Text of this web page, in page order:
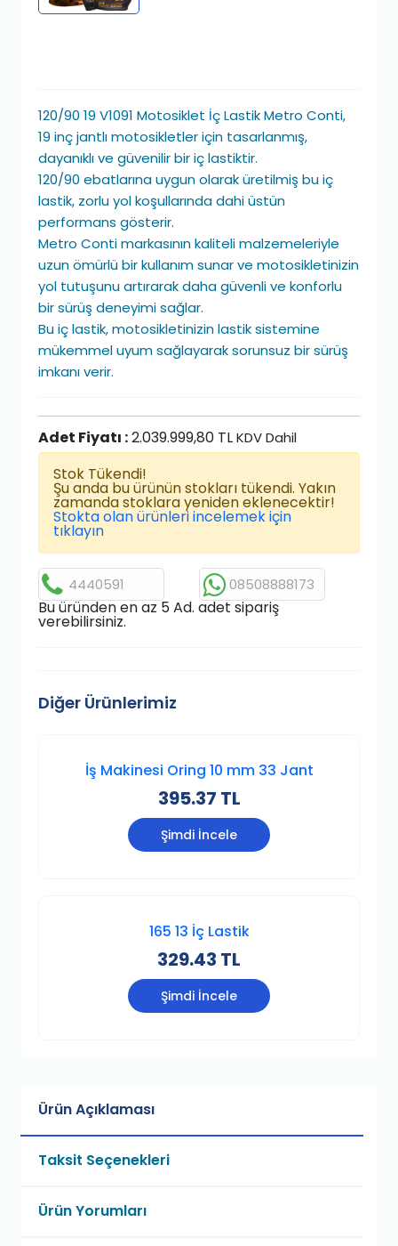
120/90 19 V1091 Motosiklet İç Lastik Metro Conti,
19 inç jantlı motosikletler için tasarlanmış,
dayanıklı ve güvenilir bir iç lastiktir.
120/90 ebatlarına uygun olarak üretilmiş bu iç
lastik, zorlu yol koşullarında dahi üstün
performans gösterir.
Metro Conti markasının kaliteli malzemeleriyle
uzun ömürlü bir kullanım sunar ve motosikletinizin
yol tutuşunu artırarak daha güvenli ve konforlu
bir sürüş deneyimi sağlar.
Bu iç lastik, motosikletinizin lastik sistemine
mükemmel uyum sağlayarak sorunsuz bir sürüş
imkanı verir.
Adet Fiyatı :2.039.999,80 TLKDV Dahil
Stok Tükendi!
Şu anda bu ürünün stokları tükendi. Yakın
zamanda stoklara yeniden eklenecektir!
Stokta olan ürünleri incelemek için
tıklayın
4440591 08508888173
Bu üründen en az 5 Ad. adet sipariş
verebilirsiniz.
Diğer Ürünlerimiz
İş Makinesi Oring 10 mm 33 Jant
395.37 TL
Şimdi İncele
165 13 İç Lastik
329.43 TL
Şimdi İncele
Ürün Açıklaması
Taksit Seçenekleri
Ürün Yorumları